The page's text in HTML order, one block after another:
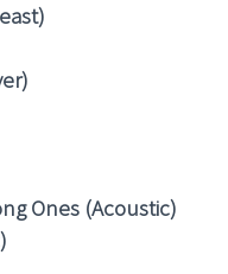
Ones (Acoustic)